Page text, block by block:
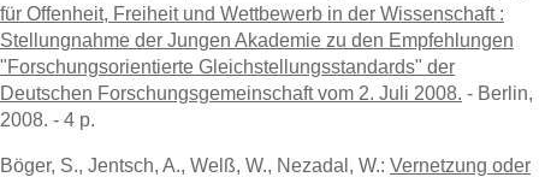
für Offenheit, Freiheit und Wettbewerb in der Wissenschaft :
Stellungnahme der Jungen Akademie zu den Empfehlungen
"Forschungsorientierte Gleichstellungsstandards" der
Deutschen Forschungsgemeinschaft vom 2. Juli 2008. - Berlin,
2008. - 4 p.
Böger, S., Jentsch, A., Welß, W., Nezadal, W.: Vernetzung oder